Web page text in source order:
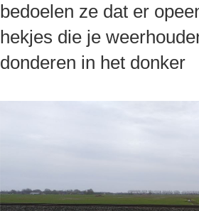
bedoelen ze dat er
hekjes die je
donderen in het donker